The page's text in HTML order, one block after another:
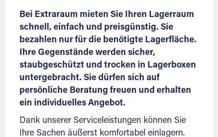
Bei Extraraum mieten Sie Ihren Lagerraum
schnell, einfach und preisgünstig. Sie
bezahlen nur für die benötigte Lagerfläche.
Ihre Gegenstände werden sicher,
staubgeschützt und trocken in Lagerboxen
untergebracht. Sie dürfen sich auf
persönliche Beratung freuen und erhalten
ein individuelles Angebot.
Dank unserer Serviceleistungen können Sie
Ihre Sachen äußerst komfortabel einlagern.